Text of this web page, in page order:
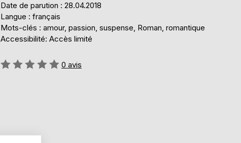
Date de parution : 28.04.2018
Langue : français
Mots-clés : amour, passion, suspense, Roman, romantique
Accessibilité: Accès limité
Évaluation:
0 avis